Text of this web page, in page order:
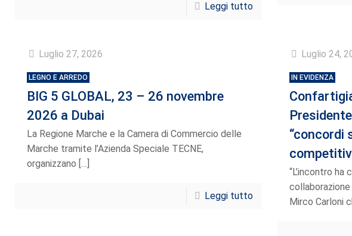
Leggi tutto
Luglio 27, 2026
LEGNO E ARREDO
BIG 5 GLOBAL, 23 – 26 novembre
2026 a Dubai
La Regione Marche e la Camera di Commercio delle
Marche tramite l’Azienda Speciale TECNE,
organizzano […]
Leggi tutto
Luglio 24,
IN EVIDENZA
“concordi
“L’incontro
Mirco Carloni